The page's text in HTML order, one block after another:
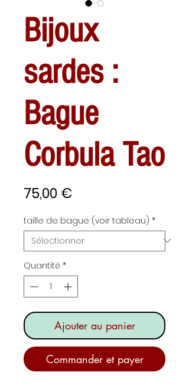
Bijoux
sardes :
Bague
Corbula Tao
75,00 €
taille de bague (voir tableau) *
Quantité *
Ajouter au panier
Commander et payer